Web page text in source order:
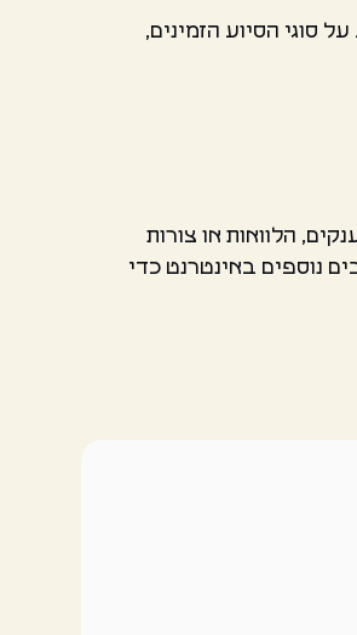
סוגי הסיוע הזמינים,
הלוואות או צורות
נוספים באינטרנט כדי